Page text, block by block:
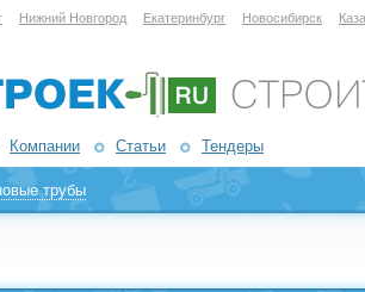
Нижний Новгород Екатеринбург Новосибирск
Компании Статьи Тендеры
трубы